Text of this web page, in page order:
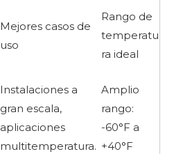
Mejores casos de
uso
Rango de
temperatu
ra ideal
Instalaciones a
gran escala,
aplicaciones
multitemperatura.
Amplio
rango:
-60°F a
+40°F